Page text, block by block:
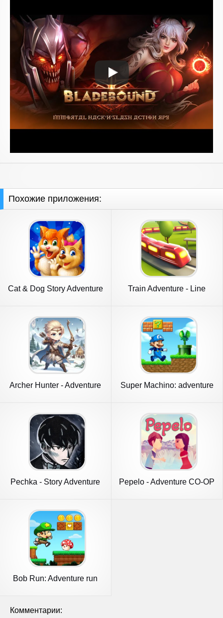
Похожие приложения:
Cat & Dog Story Adventure
Train Adventure - Line
Archer Hunter - Adventure
Super Machino: adventure
Pechka - Story Adventure
Pepelo - Adventure CO-OP
Bob Run: Adventure run
Комментарии: